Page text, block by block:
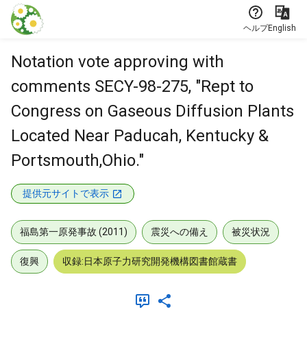
本文に飛ぶ
ヘルプEnglish
Notation vote approving with
comments SECY-98-275, "Rept to
Congress on Gaseous Diffusion Plants
Located Near Paducah, Kentucky &
Portsmouth,Ohio."
提供元サイトで表示
福島第一原発事故 (2011) 震災への備え 被災状況
復興 収録:日本原子力研究開発機構図書館蔵書